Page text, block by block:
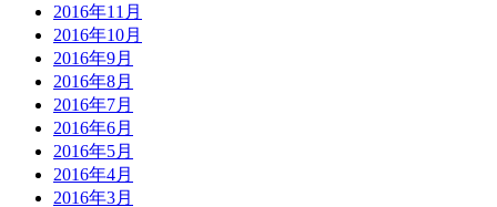
2016年11月
2016年10月
2016年9月
2016年8月
2016年7月
2016年6月
2016年5月
2016年4月
2016年3月